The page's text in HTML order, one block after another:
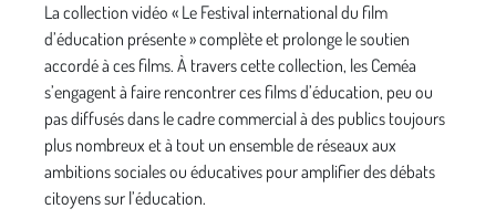
La collection vidéo « Le Festival international du film
d’éducation présente » complète et prolonge le soutien
accordé à ces films. À travers cette collection, les Ceméa
s’engagent à faire rencontrer ces films d’éducation, peu ou
pas diffusés dans le cadre commercial à des publics toujours
plus nombreux et à tout un ensemble de réseaux aux
ambitions sociales ou éducatives pour amplifier des débats
citoyens sur l’éducation.